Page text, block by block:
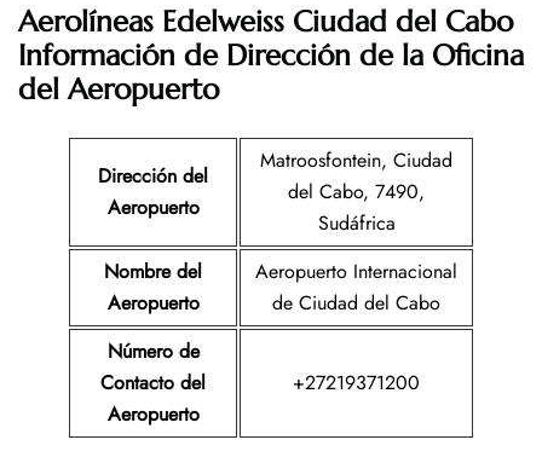
Aerolíneas Edelweiss Ciudad del Cabo
Información de Dirección de la Oficina
del Aeropuerto
Dirección del
Aeropuerto
Matroosfontein, Ciudad
del Cabo, 7490,
Sudáfrica
Nombre del
Aeropuerto
Aeropuerto Internacional
de Ciudad del Cabo
Número de
Contacto del
Aeropuerto
+27219371200